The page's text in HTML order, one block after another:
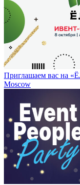
Приглашаем вас на
Moscow